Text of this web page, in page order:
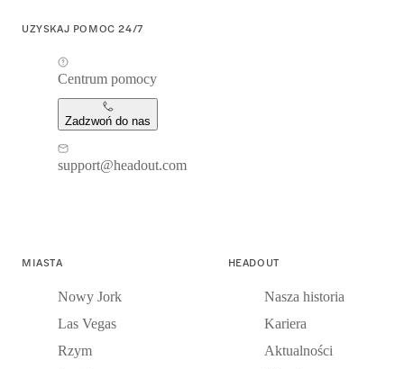
UZYSKAJ POMOC 24/7
Centrum pomocy
Zadzwoń do nas
support@headout.com
MIASTA
Nowy Jork
Las Vegas
Rzym
HEADOUT
Nasza historia
Kariera
Aktualności